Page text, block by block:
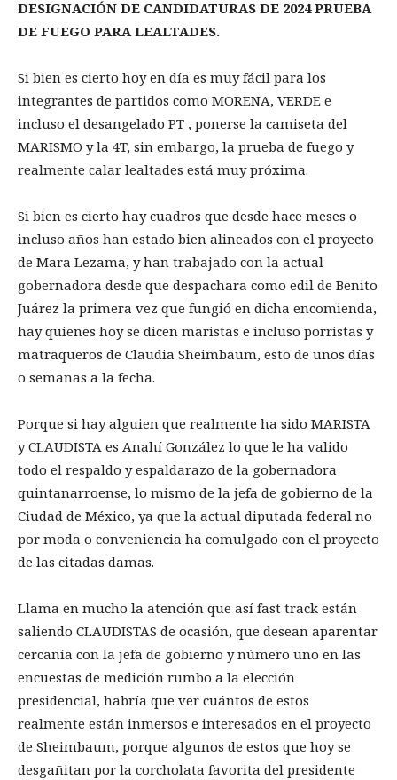
DESIGNACIÓN DE CANDIDATURAS DE 2024 PRUEBA
DE FUEGO PARA LEALTADES.
Si bien es cierto hoy en día es muy fácil para los
integrantes de partidos como MORENA, VERDE e
incluso el desangelado PT , ponerse la camiseta del
MARISMO y la 4T, sin embargo, la prueba de fuego y
realmente calar lealtades está muy próxima.
Si bien es cierto hay cuadros que desde hace meses o
incluso años han estado bien alineados con el proyecto
de Mara Lezama, y han trabajado con la actual
gobernadora desde que despachara como edil de Benito
Juárez la primera vez que fungió en dicha encomienda,
hay quienes hoy se dicen maristas e incluso porristas y
matraqueros de Claudia Sheimbaum, esto de unos días
o semanas a la fecha.
Porque si hay alguien que realmente ha sido MARISTA
y CLAUDISTA es Anahí González lo que le ha valido
todo el respaldo y espaldarazo de la gobernadora
quintanarroense, lo mismo de la jefa de gobierno de la
Ciudad de México, ya que la actual diputada federal no
por moda o conveniencia ha comulgado con el proyecto
de las citadas damas.
Llama en mucho la atención que así fast track están
saliendo CLAUDISTAS de ocasión, que desean aparentar
cercanía con la jefa de gobierno y número uno en las
encuestas de medición rumbo a la elección
presidencial, habría que ver cuántos de estos
realmente están inmersos e interesados en el proyecto
de Sheimbaum, porque algunos de estos que hoy se
desgañitan por la corcholata favorita del presidente